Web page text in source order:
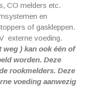
CO melders etc.
en
of gaskleppen.
externe voeding.
weg ) kan ook één of
worden. Deze
rookmelders. Deze
voeding aanwezig